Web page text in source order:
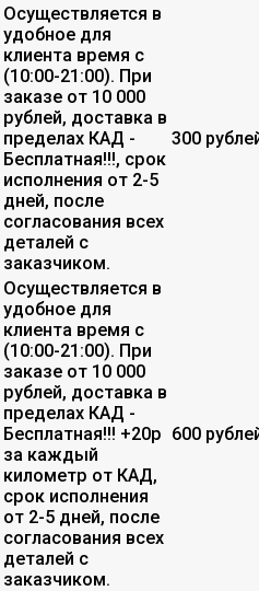
Осуществляется в
удобное для
клиента время с
(10:00-21:00). При
заказе от 10 000
рублей, доставка в
пределах КАД -
Бесплатная!!!, срок
исполнения от 2-5
дней, после
согласования всех
деталей с
заказчиком.
300
Осуществляется в
удобное для
клиента время с
(10:00-21:00). При
заказе от 10 000
рублей, доставка в
пределах КАД -
Бесплатная!!! +20р
за каждый
километр от КАД,
срок исполнения
от 2-5 дней, после
согласования всех
деталей с
заказчиком.
600